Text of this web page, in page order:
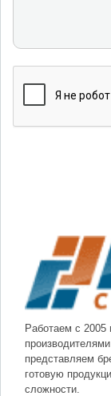
Работаем с 2005
представляем
готовую
сложности.